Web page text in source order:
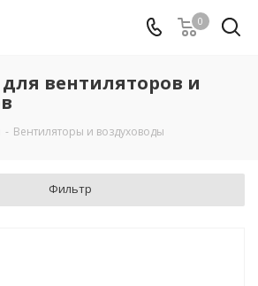
0
вентиляторов и
- Вентиляторы и воздуховоды
Фильтр